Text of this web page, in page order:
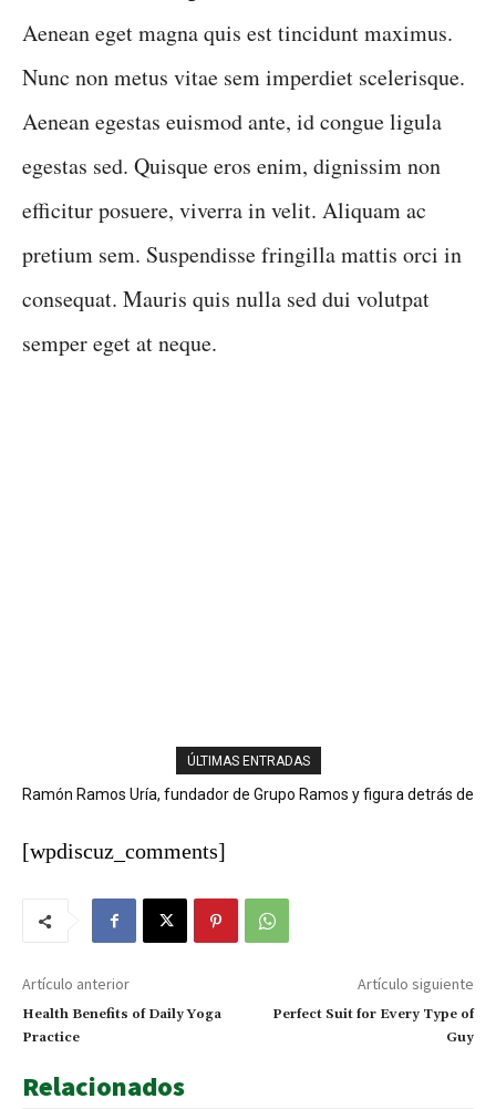
Aenean eget magna quis est tincidunt maximus.
Nunc non metus vitae sem imperdiet scelerisque.
Aenean egestas euismod ante, id congue ligula
egestas sed. Quisque eros enim, dignissim non
efficitur posuere, viverra in velit. Aliquam ac
pretium sem. Suspendisse fringilla mattis orci in
consequat. Mauris quis nulla sed dui volutpat
semper eget at neque.
ÚLTIMAS ENTRADAS
Ramón Ramos Uría, fundador de Grupo Ramos y figura detrás de
[wpdiscuz_comments]
Artículo anterior
Health Benefits of Daily Yoga
Practice
Artículo siguiente
Perfect Suit for Every Type of
Guy
Relacionados